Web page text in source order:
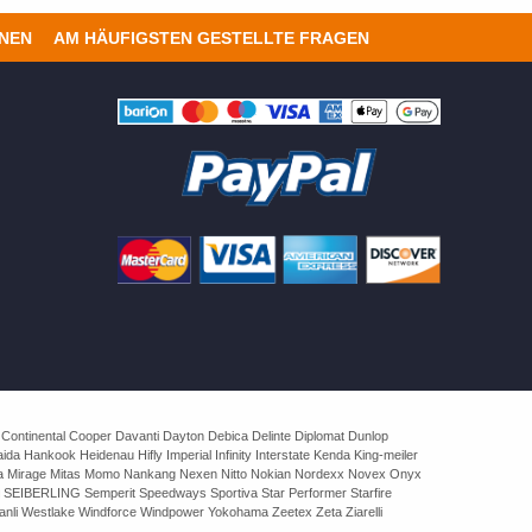
AM HÄUFIGSTEN GESTELLTE FRAGEN
Cooper Davanti Dayton Debica Delinte Diplomat Dunlop
Hankook Heidenau Hifly Imperial Infinity Interstate Kenda King-meiler
Mitas Momo Nankang Nexen Nitto Nokian Nordexx Novex Onyx
Semperit Speedways Sportiva Star Performer Starfire
Westlake Windforce Windpower Yokohama Zeetex Zeta Ziarelli